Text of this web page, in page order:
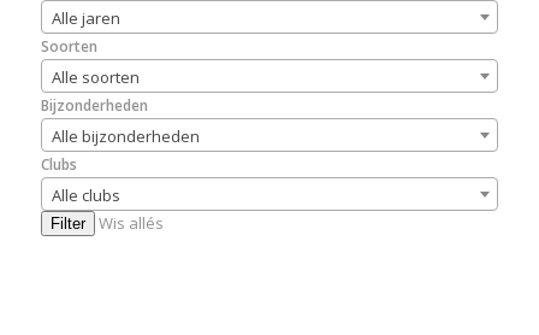
Alle jaren
Soorten
Alle soorten
Bijzonderheden
Alle bijzonderheden
Clubs
Alle clubs
Filter Wis allés